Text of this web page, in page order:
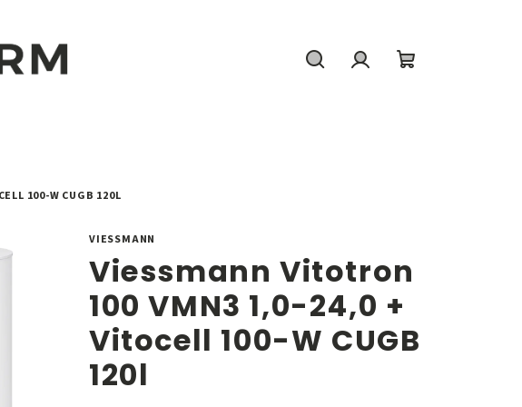
100-W CUGB 120L
VIESSMANN
Viessmann Vitotron
100 VMN3 1,0-24,0 +
Vitocell 100-W CUGB
120l